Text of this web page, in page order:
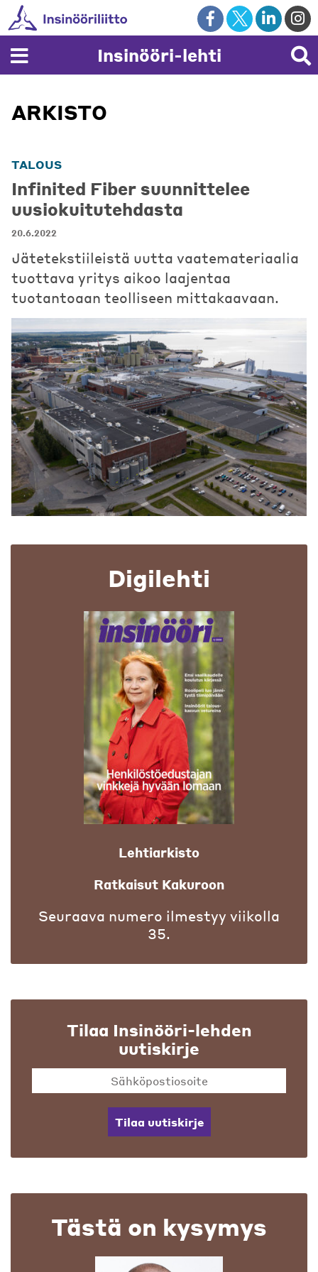
Skip
to
content
Insinööri-lehti
ARKISTO
TALOUS
Infinited Fiber suunnittelee
uusiokuitutehdasta
20.6.2022
Jätetekstiileistä uutta vaatemateriaalia
tuottava yritys aikoo laajentaa
tuotantoaan teolliseen mittakaavaan.
Digilehti
Lehtiarkisto
Ratkaisut Kakuroon
Seuraava numero ilmestyy viikolla
35.
Tilaa Insinööri-lehden
uutiskirje
Tilaa uutiskirje
Tästä on kysymys